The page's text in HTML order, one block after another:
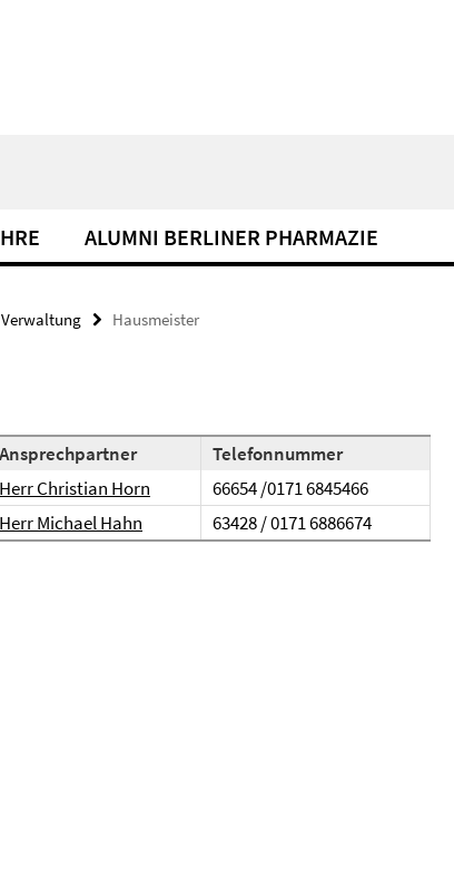
ALUMNI BERLINER PHARMAZIE
Hausmeister
Ansprechpartner
Telefonnummer
Herr Christian Horn
66654 /0171 6845466
Herr Michael Hahn 63428 / 0171 6886674